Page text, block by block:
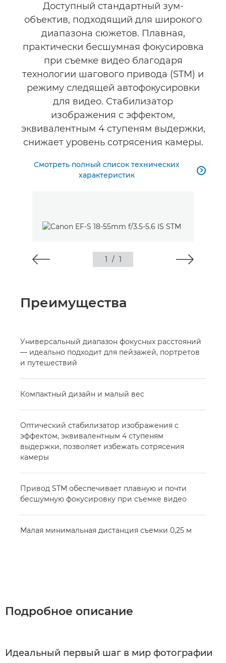
Доступный стандартный зум-
объектив, подходящий для широкого
диапазона сюжетов. Плавная,
практически бесшумная фокусировка
при съемке видео благодаря
технологии шагового привода (STM) и
режиму следящей автофокусировки
для видео. Стабилизатор
изображения с эффектом,
эквивалентным 4 ступеням выдержки,
снижает уровень сотрясения камеры.
Смотреть полный список технических
характеристик

1 / 1
Преимущества
Универсальный диапазон фокусных расстояний
— идеально подходит для пейзажей, портретов
и путешествий
Компактный дизайн и малый вес
Оптический стабилизатор изображения с
эффектом, эквивалентным 4 ступеням
выдержки, позволяет избежать сотрясения
камеры
Привод STM обеспечивает плавную и почти
бесшумную фокусировку при съемке видео
Малая минимальная дистанция съемки 0,25 м
Подробное описание
Идеальный первый шаг в мир фотографии